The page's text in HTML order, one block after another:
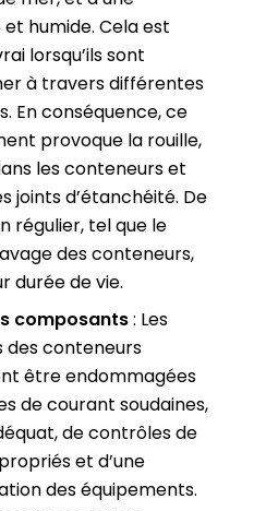
humide. Cela est
lorsqu’ils sont
à travers différentes
En conséquence, ce
provoque la rouille,
les conteneurs et
joints d’étanchéité. De
régulier, tel que le
des conteneurs,
durée de vie.
composants: Les
conteneurs
être endommagées
de courant soudaines,
de contrôles de
et d’une
des équipements.